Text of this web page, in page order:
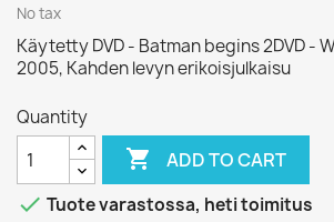
No tax
Käytetty DVD - Batman begins 2DVD -
2005, Kahden levyn erikoisjulkaisu
Quantity
 ADD TO CART
 Tuote varastossa, heti toimitus